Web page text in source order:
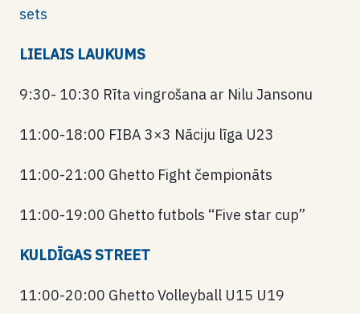
sets
LIELAIS LAUKUMS
9:30- 10:30 Rīta vingrošana ar Nilu Jansonu
11:00-18:00 FIBA ​​3×3 Nāciju līga U23
11:00-21:00 Ghetto Fight čempionāts
11:00-19:00 Ghetto futbols “Five star cup”
KULDĪGAS STREET
11:00-20:00 Ghetto Volleyball U15 U19